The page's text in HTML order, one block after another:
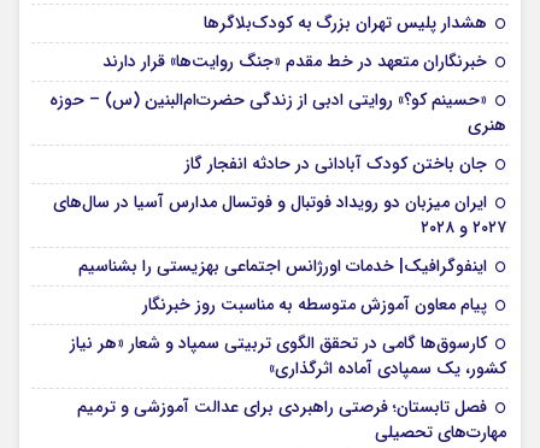
هشدار پلیس تهران بزرگ به کودک‌بلاگرها
خبرنگاران متعهد در خط مقدم «جنگ روایت‌ها» قرار دارند
«حسینم کو؟» روایتی ادبی از زندگی حضرت‌ام‌البنین (س) – حوزه
هنری
جان باختن کودک آبادانی در حادثه انفجار گاز
ایران میزبان دو رویداد فوتبال و فوتسال مدارس آسیا در سال‌های
۲۰۲۷ و ۲۰۲۸
اینفوگرافیک| خدمات اورژانس اجتماعی بهزیستی را بشناسیم
پیام معاون آموزش متوسطه به مناسبت روز خبرنگار
کارسوق‌ها گامی در تحقق الگوی تربیتی سمپاد و شعار «هر نیاز
کشور، یک سمپادی آماده اثرگذاری»
فصل تابستان؛ فرصتی راهبردی برای عدالت آموزشی و ترمیم
مهارت‌های تحصیلی